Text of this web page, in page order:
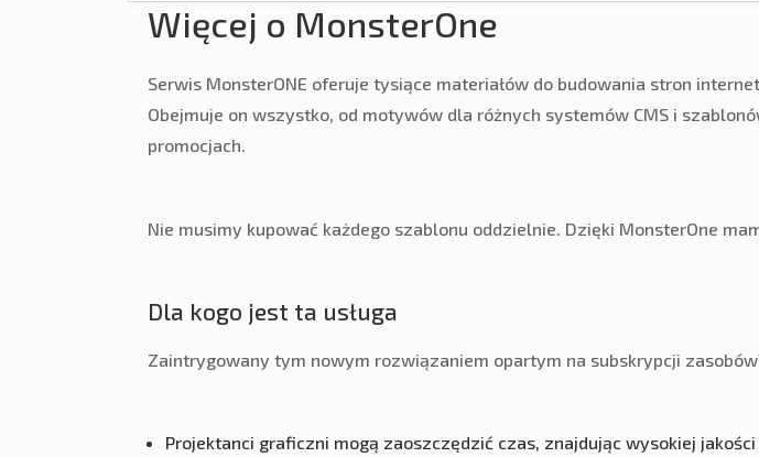
Więcej o MonsterOne
Serwis MonsterONE oferuje tysiące materiałów do budowania stron
Obejmuje on wszystko, od motywów dla różnych systemów CMS i
promocjach.
Nie musimy kupować każdego szablonu oddzielnie. Dzięki MonsterOne
Dla kogo jest ta usługa
Zaintrygowany tym nowym rozwiązaniem opartym na subskrypcji
Projektanci graficzni mogą zaoszczędzić czas, znajdując wysokiej